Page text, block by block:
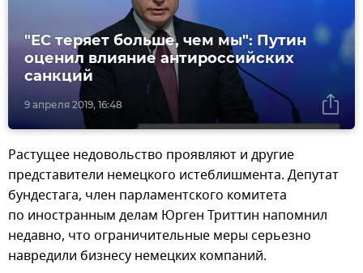
9 апреля 2019, 16:48
"ЕС теряет больше, чем мы": Путин
оценил влияние антироссийских
санкций
Растущее недовольство проявляют и другие
представители немецкого истеблишмента. Депутат
бундестага, член парламентского комитета
по иностранным делам Юрген Триттин напомнил
недавно, что ограничительные меры серьезно
навредили бизнесу немецких компаний.